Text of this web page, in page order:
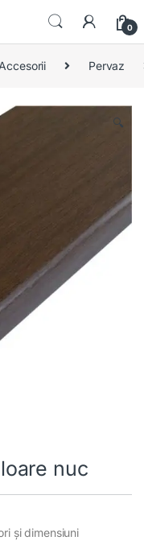
0
Accesorii Pervaz
🔍
nuc
și dimensiuni